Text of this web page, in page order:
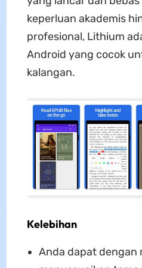
keperluan akademis
profesional, Lithium
Android yang cocok
kalangan.
Kelebihan
Anda dapat dengan